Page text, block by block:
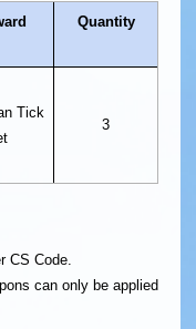
Quantity
Tick
3
CS Code.
can only be applied